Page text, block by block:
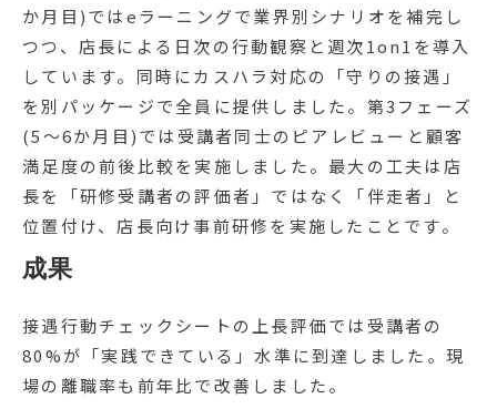
か月目)ではeラーニングで業界別シナリオを補完し
つつ、店長による日次の行動観察と週次1on1を導入
しています。同時にカスハラ対応の「守りの接遇」
を別パッケージで全員に提供しました。第3フェーズ
(5〜6か月目)では受講者同士のピアレビューと顧客
満足度の前後比較を実施しました。最大の工夫は店
長を「研修受講者の評価者」ではなく「伴走者」と
位置付け、店長向け事前研修を実施したことです。
成果
接遇行動チェックシートの上長評価では受講者の
80%が「実践できている」水準に到達しました。現
場の離職率も前年比で改善しました。